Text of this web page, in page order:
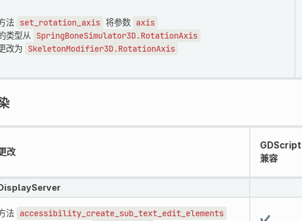
法 set_rotation_axis 将参数 axis
类型从 SpringBoneSimulator3D.RotationAxis
改为 SkeletonModifier3D.RotationAxis
改
GDScript
兼容
法 accessibility_create_sub_text_edit_elements